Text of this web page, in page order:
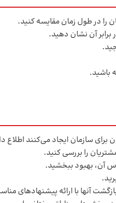
را در طول زمان مقایسه کنید.
آن نشان دهید.
باشید.
برای سازمان ایجاد می­‌کنند اطلاع
را بررسی کنید.
آن، بهبود ببخشید.
آنها با ارائه پیشنهادهای